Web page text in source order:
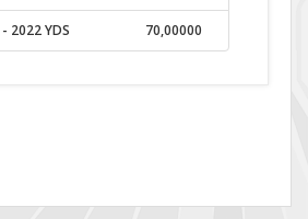
- 2022 YDS 70,00000